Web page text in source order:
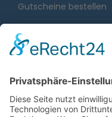
Gutscheine bestellen
Impressum
Sitemap